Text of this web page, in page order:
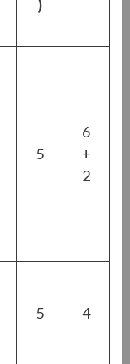
)
5
6
+
2
5 4